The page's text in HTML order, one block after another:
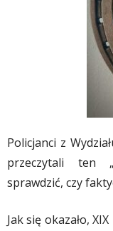
Policjanci z
przeczytali ten
sprawdzić, czy
Jak się okazało,